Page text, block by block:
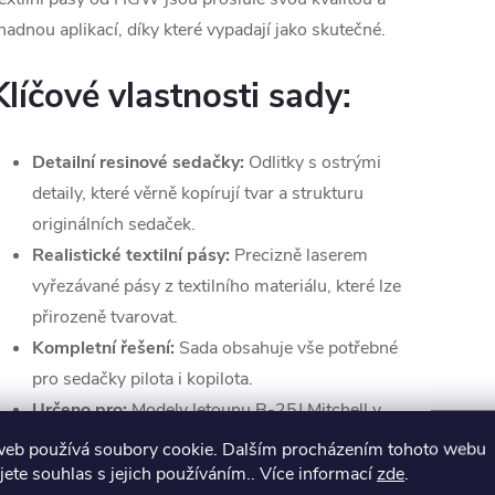
používá soubory cookie. Dalším procházením tohoto webu
souhlas s jejich používáním.. Více informacízde.
aplikací, díky které vypadají jako skutečné.
vlastnosti sady:
Detailní resinové sedačky: Odlitky s ostrými
detaily, které věrně kopírují tvar a strukturu
originálních sedaček.
Realistické textilní pásy: Precizně laserem
vyřezávané pásy z textilního materiálu, které lze
přirozeně tvarovat.
Kompletní řešení: Sada obsahuje vše potřebné
pro sedačky pilota i kopilota.
Určeno pro:Modely letounu B-25J Mitchell v
měřítku 1:32 (např. od firem HK Models, Guillow
´s).